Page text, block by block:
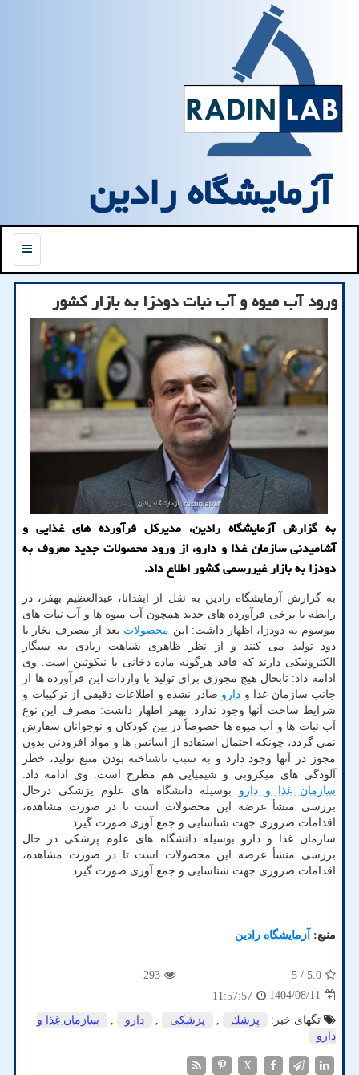
آزمایشگاه رادین
منو
ورود آب میوه و آب نبات دودزا به بازار کشور
به گزارش آزمایشگاه رادین، مدیرکل فرآورده های غذایی و
آشامیدنی سازمان غذا و دارو، از ورود محصولات جدید معروف به
دودزا به بازار غیررسمی کشور اطلاع داد.
به گزارش آزمایشگاه رادین به نقل از ایفدانا، عبدالعظیم بهفر، در
رابطه با برخی فرآورده های جدید همچون آب میوه ها و آب نبات های
موسوم به دودزا، اظهار داشت: این محصولات بعد از مصرف بخار یا
دود تولید می کنند و از نظر ظاهری شباهت زیادی به سیگار
الکترونیکی دارند که فاقد هرگونه ماده دخانی یا نیکوتین است. وی
ادامه داد: تابحال هیچ مجوزی برای تولید یا واردات این فرآورده ها از
جانب سازمان غذا و دارو صادر نشده و اطلاعات دقیقی از ترکیبات و
شرایط ساخت آنها وجود ندارد. بهفر اظهار داشت: مصرف این نوع
آب نبات ها و آب میوه ها خصوصاً در بین کودکان و نوجوانان سفارش
نمی گردد، چونکه احتمال استفاده از اسانس ها و مواد افزودنی بدون
مجوز در آنها وجود دارد و به سبب ناشناخته بودن منبع تولید، خطر
آلودگی های میکروبی و شیمیایی هم مطرح است. وی ادامه داد:
سازمان غذا و دارو بوسیله دانشگاه های علوم پزشکی درحال
بررسی منشأ عرضه این محصولات است تا در صورت مشاهده،
اقدامات ضروری جهت شناسایی و جمع آوری صورت گیرد.
سازمان غذا و دارو بوسیله دانشگاه های علوم پزشکی در حال
بررسی منشأ عرضه این محصولات است تا در صورت مشاهده،
اقدامات ضروری جهت شناسایی و جمع آوری صورت گیرد.
منبع: آزمایشگاه رادین
5.0
/ 5
293
1404/08/11
11:57:57
تگهای خبر:
پزشك , پزشكی , دارو ,
سازمان غذا و
دارو
X